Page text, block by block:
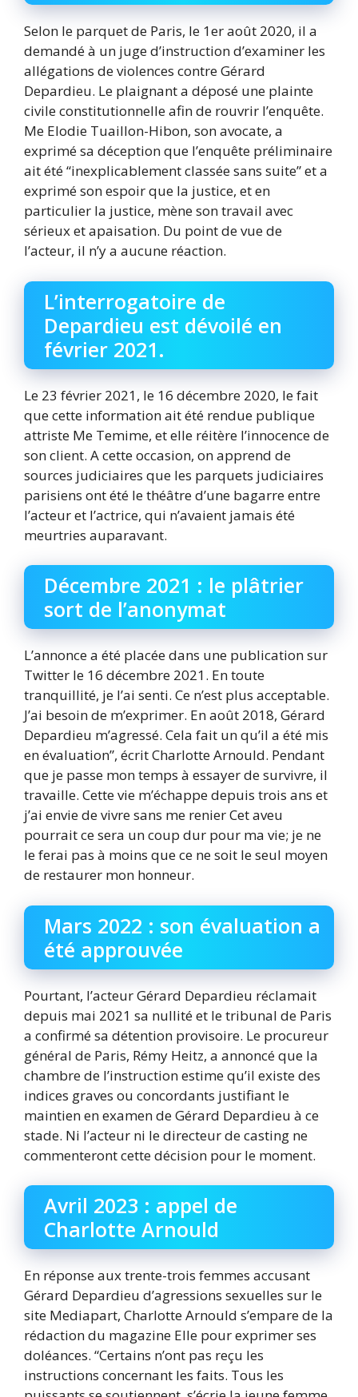
Selon le parquet de Paris, le 1er août 2020, il a
demandé à un juge d’instruction d’examiner les
allégations de violences contre Gérard
Depardieu. Le plaignant a déposé une plainte
civile constitutionnelle afin de rouvrir l’enquête.
Me Elodie Tuaillon-Hibon, son avocate, a
exprimé sa déception que l’enquête préliminaire
ait été “inexplicablement classée sans suite” et a
exprimé son espoir que la justice, et en
particulier la justice, mène son travail avec
sérieux et apaisation. Du point de vue de
l’acteur, il n’y a aucune réaction.
L’interrogatoire de
Depardieu est dévoilé en
février 2021.
Le 23 février 2021, le 16 décembre 2020, le fait
que cette information ait été rendue publique
attriste Me Temime, et elle réitère l’innocence de
son client. A cette occasion, on apprend de
sources judiciaires que les parquets judiciaires
parisiens ont été le théâtre d’une bagarre entre
l’acteur et l’actrice, qui n’avaient jamais été
meurtries auparavant.
Décembre 2021 : le plâtrier
sort de l’anonymat
L’annonce a été placée dans une publication sur
Twitter le 16 décembre 2021. En toute
tranquillité, je l’ai senti. Ce n’est plus acceptable.
J’ai besoin de m’exprimer. En août 2018, Gérard
Depardieu m’agressé. Cela fait un qu’il a été mis
en évaluation”, écrit Charlotte Arnould. Pendant
que je passe mon temps à essayer de survivre, il
travaille. Cette vie m’échappe depuis trois ans et
j’ai envie de vivre sans me renier Cet aveu
pourrait ce sera un coup dur pour ma vie; je ne
le ferai pas à moins que ce ne soit le seul moyen
de restaurer mon honneur.
Mars 2022 : son évaluation a
été approuvée
Pourtant, l’acteur Gérard Depardieu réclamait
depuis mai 2021 sa nullité et le tribunal de Paris
a confirmé sa détention provisoire. Le procureur
général de Paris, Rémy Heitz, a annoncé que la
chambre de l’instruction estime qu’il existe des
indices graves ou concordants justifiant le
maintien en examen de Gérard Depardieu à ce
stade. Ni l’acteur ni le directeur de casting ne
commenteront cette décision pour le moment.
Avril 2023 : appel de
Charlotte Arnould
En réponse aux trente-trois femmes accusant
Gérard Depardieu d’agressions sexuelles sur le
site Mediapart, Charlotte Arnould s’empare de la
rédaction du magazine Elle pour exprimer ses
doléances. “Certains n’ont pas reçu les
instructions concernant les faits. Tous les